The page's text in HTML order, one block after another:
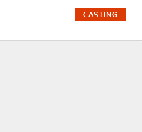
FACTOR
CASTING